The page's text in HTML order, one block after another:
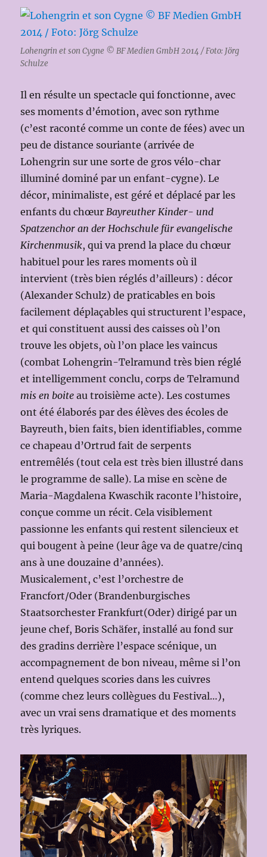
Lohengrin et son Cygne © BF Medien GmbH 2014 / Foto: Jörg
Schulze
Il en résulte un spectacle qui fonctionne, avec
ses moments d’émotion, avec son rythme
(c’est raconté comme un conte de fées) avec un
peu de distance souriante (arrivée de
Lohengrin sur une sorte de gros vélo-char
illuminé dominé par un enfant-cygne). Le
décor, minimaliste, est géré et déplacé par les
enfants du chœurBayreuther Kinder- und
Spatzenchor an der Hochschule für evangelische
Kirchenmusik, qui va prend la place du chœur
habituel pour les rares moments où il
intervient (très bien réglés d’ailleurs) : décor
(Alexander Schulz) de praticables en bois
facilement déplaçables qui structurent l’espace,
et qui constituent aussi des caisses où l’on
trouve les objets, où l’on place les vaincus
(combat Lohengrin-Telramund très bien réglé
et intelligemment conclu, corps de Telramund
mis en boite au troisième acte). Les costumes
ont été élaborés par des élèves des écoles de
Bayreuth, bien faits, bien identifiables, comme
ce chapeau d’Ortrud fait de serpents
entremêlés (tout cela est très bien illustré dans
le programme de salle). La mise en scène de
Maria-Magdalena Kwaschik raconte l’histoire,
conçue comme un récit. Cela visiblement
passionne les enfants qui restent silencieux et
qui bougent à peine (leur âge va de quatre/cinq
ans à une douzaine d’années).
Musicalement, c’est l’orchestre de
Francfort/Oder (Brandenburgisches
Staatsorchester Frankfurt(Oder) dirigé par un
jeune chef, Boris Schäfer, installé au fond sur
des gradins derrière l’espace scénique, un
accompagnement de bon niveau, même si l’on
entend quelques scories dans les cuivres
(comme chez leurs collègues du Festival…),
avec un vrai sens dramatique et des moments
très lyriques.